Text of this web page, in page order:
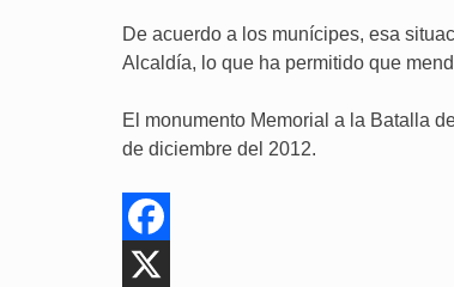
De acuerdo a los munícipes, esa
Alcaldía, lo que ha permitido que
El monumento Memorial a la Batalla
de diciembre del 2012.